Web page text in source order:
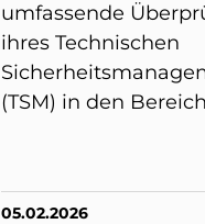
umfassende
ihres Technischen
(TSM) in den
05.02.2026